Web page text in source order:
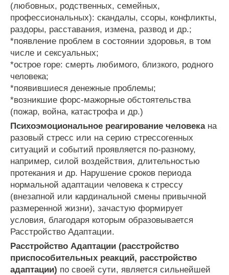
(любовных, родственных, семейных,
профессиональных): скандалы, ссоры, конфликты,
раздоры, расставания, измена, развод и др.;
*появление проблем в состоянии здоровья, в том
числе и сексуальных;
*острое горе: смерть любимого, близкого, родного
человека;
*появившиеся денежные проблемы;
*возникшие форс-мажорные обстоятельства
(пожар, война, катастрофа и др.)
Психоэмоциональное реагирование человекана
разовый стресс или на серию стрессогенных
ситуаций и событий проявляется по-разному,
например, силой воздействия, длительностью
протекания и др. Нарушение сроков периода
нормальной адаптации человека к стрессу
(внезапной или кардинальной смены привычной
размеренной жизни), зачастую формирует
условия, благодаря которым образовывается
Расстройство Адаптации.
Расстройство Адаптации (расстройство
приспособительных реакций, расстройство
адаптации) по своей сути, является сильнейшей